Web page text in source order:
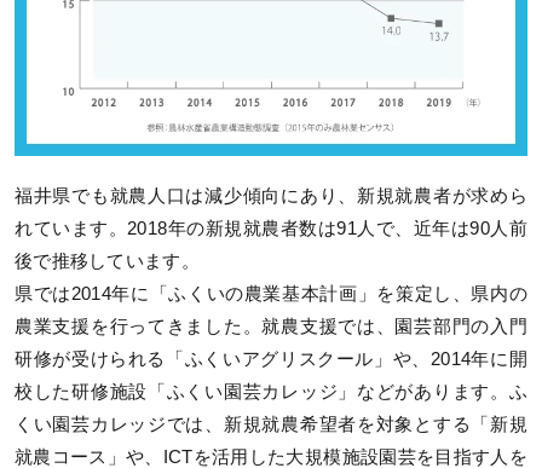
福井県でも就農人口は減少傾向にあり、新規就農者が求めら
れています。2018年の新規就農者数は91人で、近年は90人前
後で推移しています。
県では2014年に「ふくいの農業基本計画」を策定し、県内の
農業支援を行ってきました。就農支援では、園芸部門の入門
研修が受けられる「ふくいアグリスクール」や、2014年に開
校した研修施設「ふくい園芸カレッジ」などがあります。ふ
くい園芸カレッジでは、新規就農希望者を対象とする「新規
就農コース」や、ICTを活用した大規模施設園芸を目指す人を